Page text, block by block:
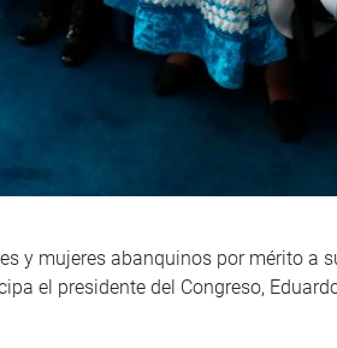
y mujeres abanquinos por mérito a
el presidente del Congreso,